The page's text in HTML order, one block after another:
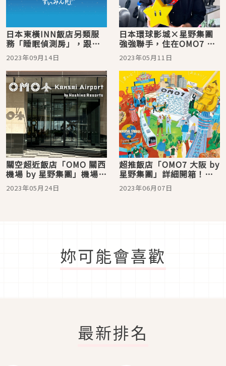
日本東橫INN飯店另類服
務「睡眠偵測房」，跟平
常一樣睡一晚就能了解自
己的睡眠狀況！
2023年09月14日
日本環球影城×星野集團
強強聯手，住在OMO7 大
阪，讓專家級粉絲教你最
強玩法！
2023年05月11日
關空超近飯店「OMO 關西
機場 by 星野集團」機場主
題超有趣！直到回國最後
一刻都滿滿旅遊感
2023年05月24日
超推飯店「OMO7 大阪 by
星野集團」詳細開箱！交
通方便、設施豐富，還能
穿浴衣提燈籠看煙火
2023年06月07日
妳可能會喜歡
最新排名